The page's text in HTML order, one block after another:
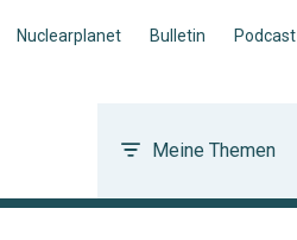
Nuclearplanet Bulletin Podcast
Meine Themen